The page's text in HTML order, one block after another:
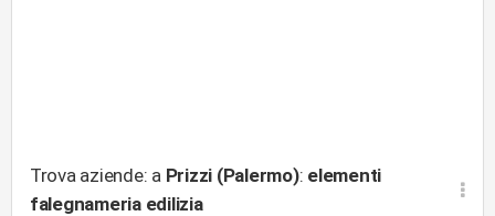
Trova aziende: a Prizzi (Palermo): elementi
falegnameria edilizia